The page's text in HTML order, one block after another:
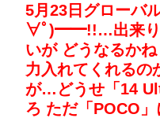
5月23日グローバ
∀ﾟ)━━!!…出来り
いが どうなるか
力入れてくれるの
が…どうせ「14
ろ ただ「POCO